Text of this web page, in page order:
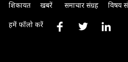
शिकायत
खबरें समाचार संग्रह विषय
हमें फॉलो करें